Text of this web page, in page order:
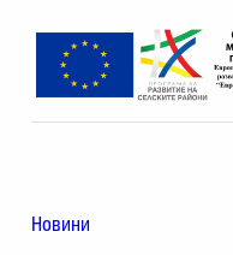
Новини